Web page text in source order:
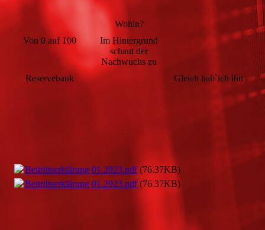
Wohin?
Von 0 auf 100
Im Hintergrund
schaut der
Nachwuchs zu
Reservebank
Gleich hab`ich ihn
Beitrittserklärung 01.2023.pdf(76.37KB)
Beitrittserklärung 01.2023.pdf(76.37KB)